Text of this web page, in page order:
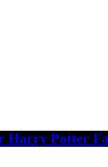
Harry Potter